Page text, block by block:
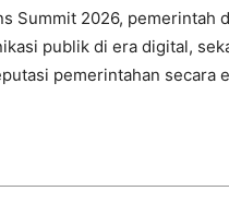
Summit 2026, pemerintah
publik di era digital,
pemerintahan secara